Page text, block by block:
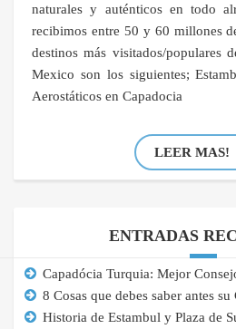
naturales y auténticos en todo
recibimos entre 50 y 60 millones
destinos más visitados/populares
Mexico son los siguientes;
Aerostáticos en Capadocia
LEER MAS!
ENTRADAS
Capadócia Turquia: Mejor
8 Cosas que debes saber antes
Historia de Estambul y Plaza de